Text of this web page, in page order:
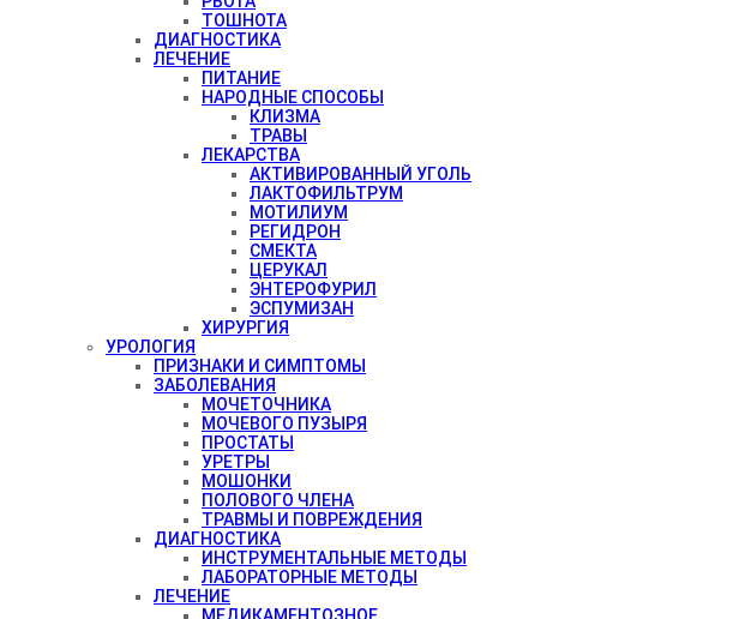
ТОШНОТА
ДИАГНОСТИКА
ЛЕЧЕНИЕ
ПИТАНИЕ
НАРОДНЫЕ СПОСОБЫ
КЛИЗМА
ТРАВЫ
ЛЕКАРСТВА
АКТИВИРОВАННЫЙ УГОЛЬ
ЛАКТОФИЛЬТРУМ
МОТИЛИУМ
РЕГИДРОН
СМЕКТА
ЦЕРУКАЛ
ЭНТЕРОФУРИЛ
ЭСПУМИЗАН
ХИРУРГИЯ
УРОЛОГИЯ
ПРИЗНАКИ И СИМПТОМЫ
ЗАБОЛЕВАНИЯ
МОЧЕТОЧНИКА
МОЧЕВОГО ПУЗЫРЯ
ПРОСТАТЫ
УРЕТРЫ
МОШОНКИ
ПОЛОВОГО ЧЛЕНА
ТРАВМЫ И ПОВРЕЖДЕНИЯ
ДИАГНОСТИКА
ИНСТРУМЕНТАЛЬНЫЕ МЕТОДЫ
ЛАБОРАТОРНЫЕ МЕТОДЫ
ЛЕЧЕНИЕ